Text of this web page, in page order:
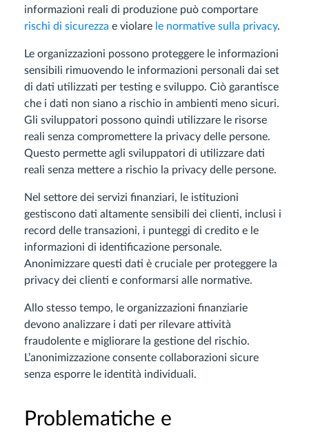
informazioni reali di produzione può comportare
rischi di sicurezza e violare le normative sulla privacy.
Le organizzazioni possono proteggere le informazioni
sensibili rimuovendo le informazioni personali dai set
di dati utilizzati per testing e sviluppo. Ciò garantisce
che i dati non siano a rischio in ambienti meno sicuri.
Gli sviluppatori possono quindi utilizzare le risorse
reali senza compromettere la privacy delle persone.
Questo permette agli sviluppatori di utilizzare dati
reali senza mettere a rischio la privacy delle persone.
Nel settore dei servizi finanziari, le istituzioni
gestiscono dati altamente sensibili dei clienti, inclusi i
record delle transazioni, i punteggi di credito e le
informazioni di identificazione personale.
Anonimizzare questi dati è cruciale per proteggere la
privacy dei clienti e conformarsi alle normative.
Allo stesso tempo, le organizzazioni finanziarie
devono analizzare i dati per rilevare attività
fraudolente e migliorare la gestione del rischio.
L’anonimizzazione consente collaborazioni sicure
senza esporre le identità individuali.
Problematiche e